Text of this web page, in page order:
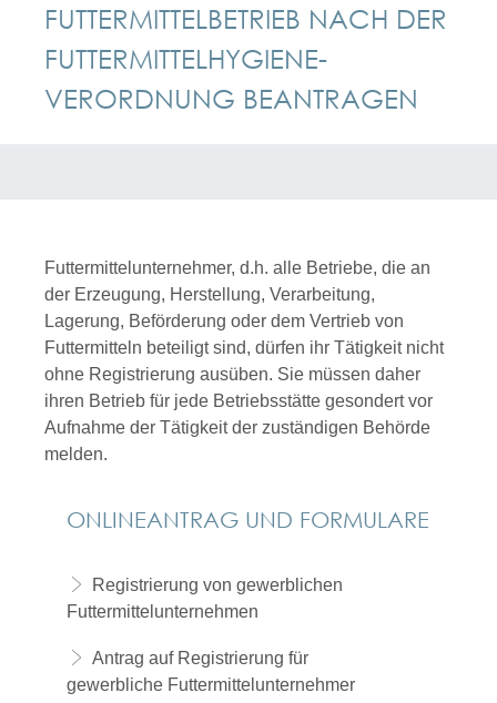
FUTTERMITTELBETRIEB NACH DER
FUTTERMITTELHYGIENE-
VERORDNUNG BEANTRAGEN
Futtermittelunternehmer, d.h. alle Betriebe, die an
der Erzeugung, Herstellung, Verarbeitung,
Lagerung, Beförderung oder dem Vertrieb von
Futtermitteln beteiligt sind, dürfen ihr Tätigkeit nicht
ohne Registrierung ausüben. Sie müssen daher
ihren Betrieb für jede Betriebsstätte gesondert vor
Aufnahme der Tätigkeit der zuständigen Behörde
melden.
ONLINEANTRAG UND FORMULARE
Registrierung von gewerblichen
Futtermittelunternehmen
Antrag auf Registrierung für
gewerbliche Futtermittelunternehmer